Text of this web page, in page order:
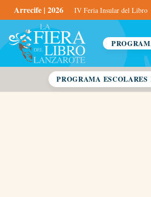
Arrecife | 2026 IV Feria Insular del Libro
PROGRAMA ESCOLARES